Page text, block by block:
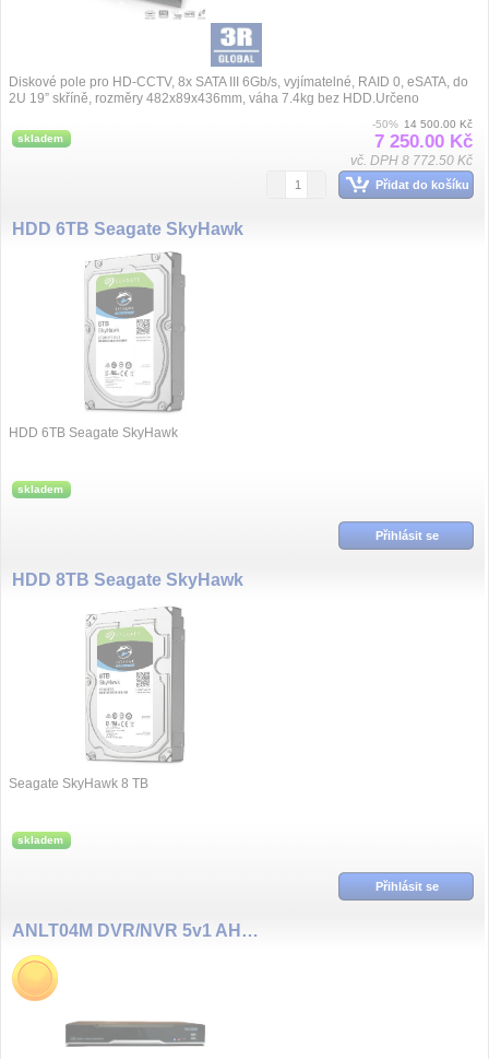
Diskové pole pro HD-CCTV, 8x SATA III 6Gb/s, vyjímatelné, RAID 0, eSATA, do
2U 19” skříně, rozměry 482x89x436mm, váha 7.4kg bez HDD.Určeno
skladem
-50% 14 500.00 Kč
7 250.00 Kč
vč. DPH 8 772.50 Kč
Přidat do košíku
HDD 6TB Seagate SkyHawk
HDD 6TB Seagate SkyHawk
skladem
Přihlásit se
HDD 8TB Seagate SkyHawk
Seagate SkyHawk 8 TB
skladem
Přihlásit se
ANLT04M DVR/NVR 5v1 AHD/TVI/CVI